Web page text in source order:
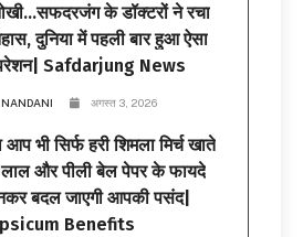
के डॉक्टरों ने रचा
दुनिया में पहली बार हुआ ऐसा
Safdarjung News
NANDANI अगस्त 3, 2026
आप भी सिर्फ हरी शिमला मिर्च खाते
और पीली बेल पेपर के फायदे
बदल जाएगी आपकी पसंद|
Benefits